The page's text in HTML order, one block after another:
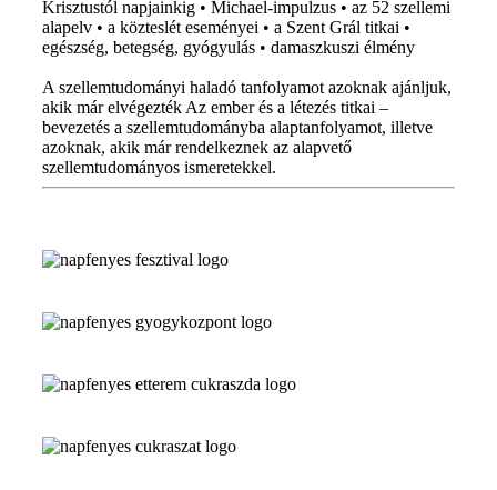
Krisztustól napjainkig • Michael-impulzus • az 52 szellemi
alapelv • a közteslét eseményei • a Szent Grál titkai •
egészség, betegség, gyógyulás • damaszkuszi élmény
A szellemtudományi haladó tanfolyamot azoknak ajánljuk,
akik már elvégezték Az ember és a létezés titkai –
bevezetés a szellemtudományba alaptanfolyamot, illetve
azoknak, akik már rendelkeznek az alapvető
szellemtudományos ismeretekkel.